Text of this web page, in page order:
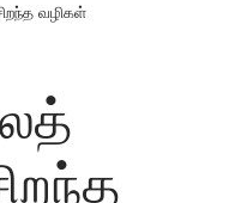
வழிகள்